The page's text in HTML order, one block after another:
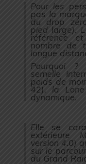
Pour les
pas la
du drop
pied large).
référence
nombre de
longue
Pourquoi
semelle
poids de
42), la
dynamique.
Elle se
extérieure
version 4.0)
sur le
du Grand